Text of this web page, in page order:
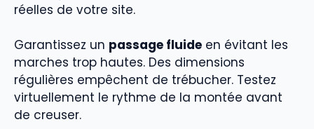
réelles de votre site.
Garantissez un passage fluide en évitant les
marches trop hautes. Des dimensions
régulières empêchent de trébucher. Testez
virtuellement le rythme de la montée avant
de creuser.